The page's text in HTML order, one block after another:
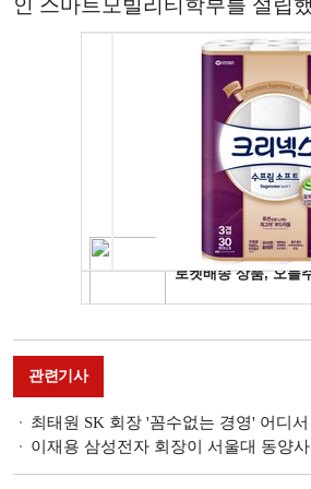
인 스마트모빌리티학부를 설립
관련기사
최태원 SK 회장 '꼼수없는 경영' 어디서 배웠나
이재용 삼성전자 회장이 서울대 동양사학과를 선택한 이